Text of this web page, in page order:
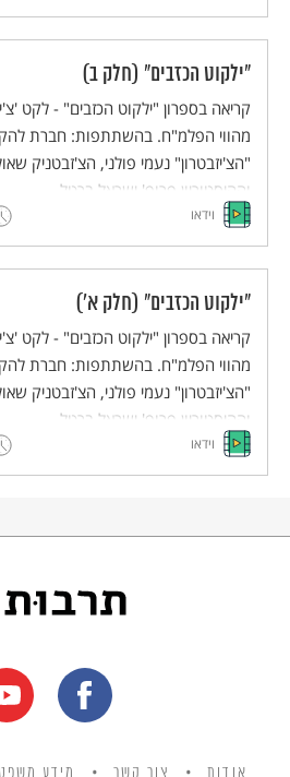
"ילקוט הכזבים" (חלק ב)
קריאה בספרון "ילקוט הכזבים" - לקט
מהווי הפלמ"ח. בהשתתפות: חברת
"הצ'יזבטרון" נעמי פולני, הצ'זבטניק
וההיסטוריון פרופ' ישראל ברטל.
וידאו
"ילקוט הכזבים" (חלק א')
קריאה בספרון "ילקוט הכזבים" - לקט
מהווי הפלמ"ח. בהשתתפות: חברת
"הצ'יזבטרון" נעמי פולני, הצ'זבטניק
וההיסטוריון פרופ' ישראל ברטל.
וידאו